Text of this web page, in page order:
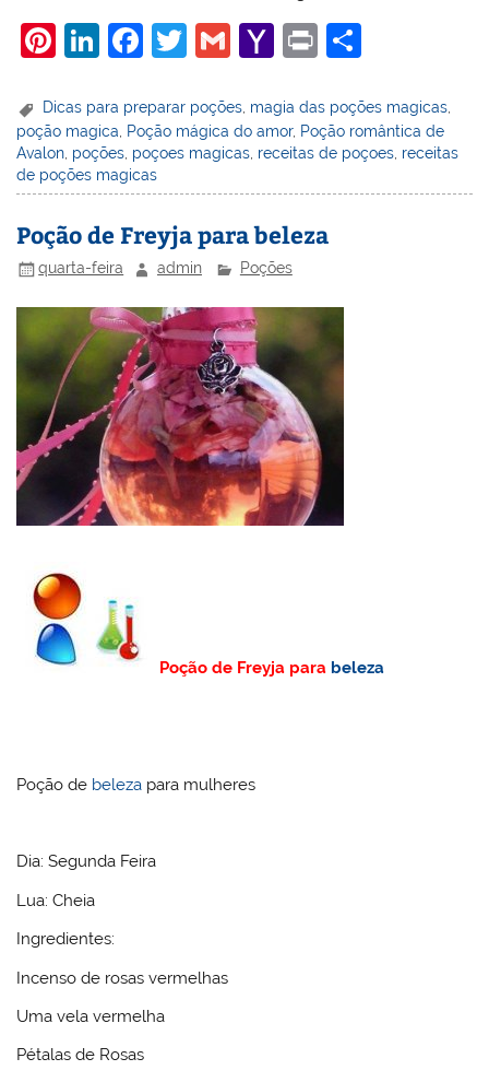
Pi
er
e
st
Li
k
e
dI
F
c
e
b
o
k
T
itt
er
G
ai
l
Y
h
o
M
ai
l
Pr
t
ar
e
Dicas para preparar poções magia das poções magicas
poção magica Poção mágica do amor, Poção romântica de
Avalon poções poçoes magicas receitas de poçoes receitas
de poções magicas
Poção de Freyja para beleza
quarta-feira admin Poções
Poção de Freyja para beleza
Poção de beleza para mulheres
Dia: Segunda Feira
Lua: Cheia
Ingredientes:
Incenso de rosas vermelhas
Uma vela vermelha
Pétalas de Rosas